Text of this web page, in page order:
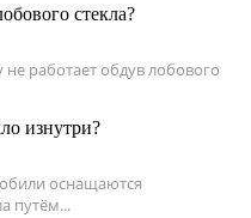
стекла?
работает обдув лобового
изнутри?
оснащаются
путём...